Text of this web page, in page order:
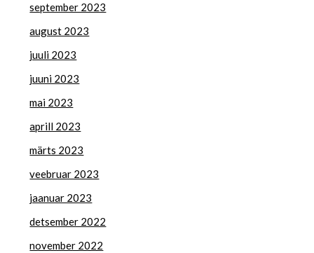
september 2023
august 2023
juuli 2023
juuni 2023
mai 2023
aprill 2023
märts 2023
veebruar 2023
jaanuar 2023
detsember 2022
november 2022